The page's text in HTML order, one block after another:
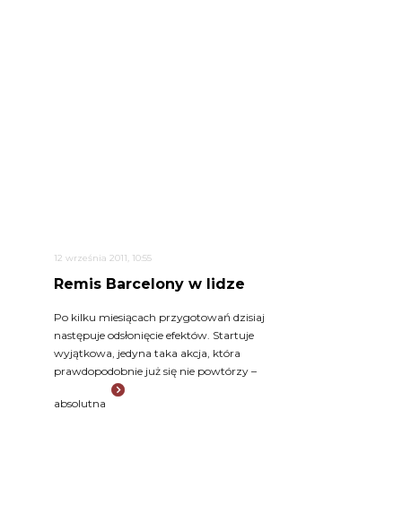
12 września 2011, 10:55
Remis Barcelony w lidze
Po kilku miesiącach przygotowań dzisiaj
następuje odsłonięcie efektów. Startuje
wyjątkowa, jedyna taka akcja, która
prawdopodobnie już się nie powtórzy –
absolutna